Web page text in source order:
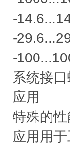
-
-
-
系统接口
应用
特殊的性
应用 用